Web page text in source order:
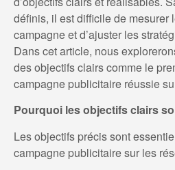
définis, il est difficile de mesurer
campagne et d’ajuster les
Dans cet article, nous
des objectifs clairs comme le
campagne publicitaire réussie
Pourquoi les objectifs clairs
Les objectifs précis sont
campagne publicitaire sur les